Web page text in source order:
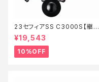
23セフィアSS C3000S【継続
セール_リール】【10】
¥19,543
10%OFF